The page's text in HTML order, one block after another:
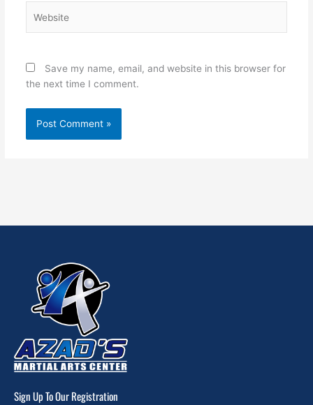
Save my name, email, and website in this browser for
the next time I comment.
Sign Up To Our Registration